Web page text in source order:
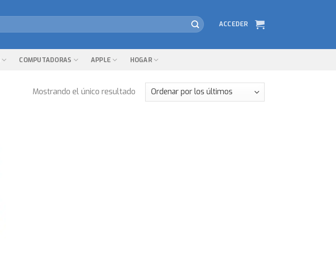
ACCEDER
COMPUTADORAS APPLE HOGAR
Mostrando el único resultado